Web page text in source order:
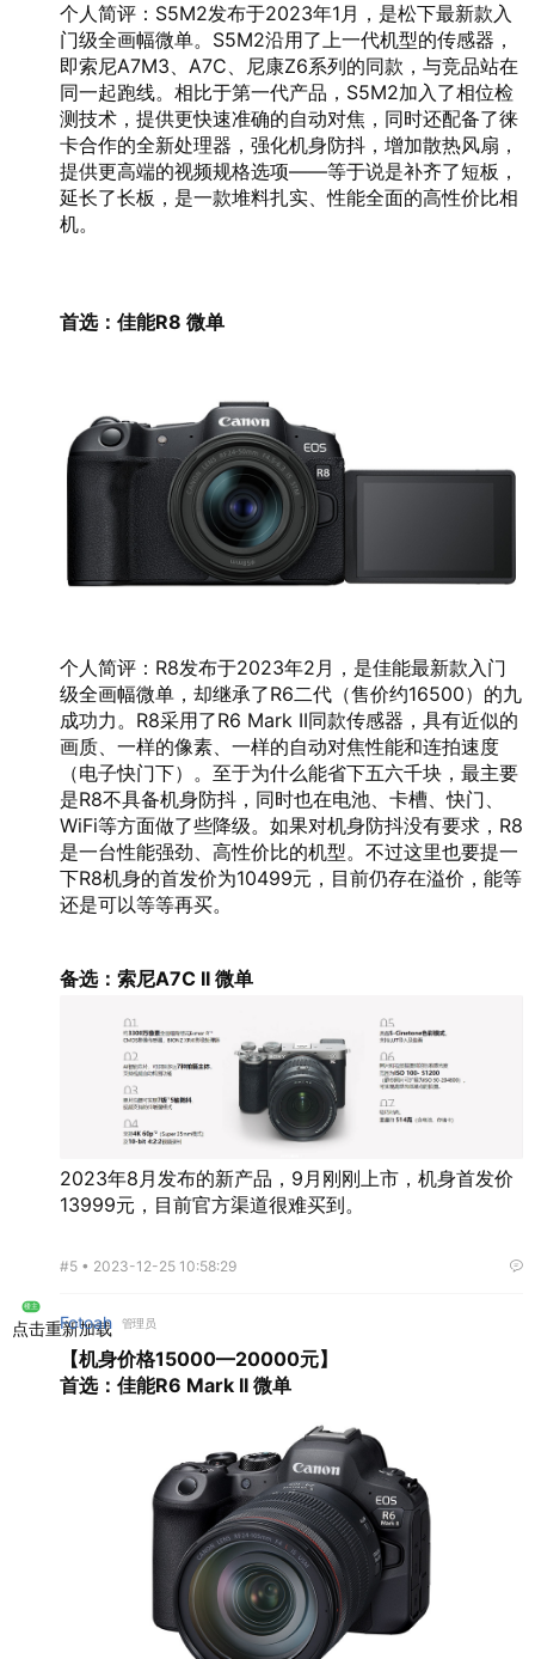
个人简评：S5M2发布于2023年1月，是松下最新款入
门级全画幅微单。S5M2沿用了上一代机型的传感器，
即索尼A7M3、A7C、尼康Z6系列的同款，与竞品站在
同一起跑线。相比于第一代产品，S5M2加入了相位检
测技术，提供更快速准确的自动对焦，同时还配备了徕
卡合作的全新处理器，强化机身防抖，增加散热风扇，
提供更高端的视频规格选项——等于说是补齐了短板，
延长了长板，是一款堆料扎实、性能全面的高性价比相
机。
首选：佳能R8 微单
个人简评：R8发布于2023年2月，是佳能最新款入门
级全画幅微单，却继承了R6二代（售价约16500）的九
成功力。R8采用了R6 Mark II同款传感器，具有近似的
画质、一样的像素、一样的自动对焦性能和连拍速度
（电子快门下）。至于为什么能省下五六千块，最主要
是R8不具备机身防抖，同时也在电池、卡槽、快门、
WiFi等方面做了些降级。如果对机身防抖没有要求，R8
是一台性能强劲、高性价比的机型。不过这里也要提一
下R8机身的首发价为10499元，目前仍存在溢价，能等
还是可以等等再买。
备选：索尼A7C II 微单
2023年8月发布的新产品，9月刚刚上市，机身首发价
13999元，目前官方渠道很难买到。
#5 • 2023-12-25 10:58:29
楼主
点击重新加载
Fotoah 管理员
【机身价格15000—20000元】
首选：佳能R6 Mark II 微单